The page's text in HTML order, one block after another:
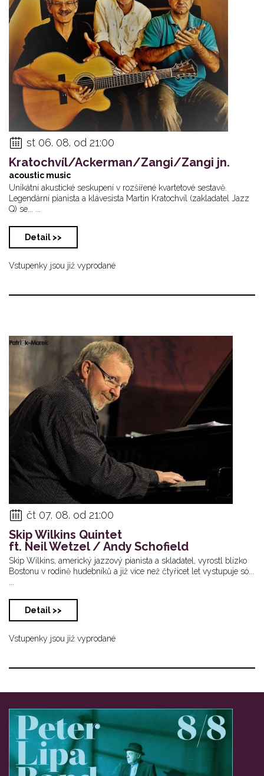
st 06. 08. od 21:00
Kratochvíl/Ackerman/Zangi/Zangi jn.
acoustic music
Unikátní akustické seskupení v rozšířené kvartetové sestavě.
Legendární pianista a klávesista Martin Kratochvíl (zakladatel Jazz
Q) se... ...
Detail >>
Vstupenky jsou již vyprodané
čt 07. 08. od 21:00
Skip Wilkins Quintet
ft. Neil Wetzel / Andy Schofield
Skip Wilkins, americký jazzový pianista a skladatel, vyrostl blízko
Bostonu v rodině hudebníků a již více než čtyřicet let vystupuje só...
Detail >>
Vstupenky jsou již vyprodané